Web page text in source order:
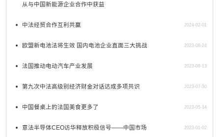
从与中国新能源企业合作中获益
中法经贸合作互利共赢 2024-02-01
欧盟新电池法将生效 国内电池企业直面三大挑战 2023-08-24
法国推动电动汽车产业发展 2023-08-13
第九次中法高级别经济财金对话达成多项共识 2023-07-30
中国餐桌上的法国美食更多了 2023-05-14
意法半导体CEO访华释放积极信号——中国市场 2023-01-02